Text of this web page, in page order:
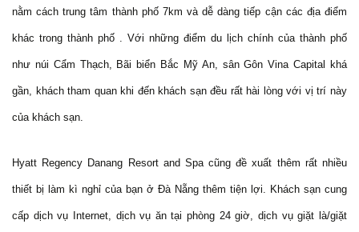
nằm cách trung tâm thành phố 7km và dễ dàng tiếp cận các địa điểm
khác trong thành phố . Với những điểm du lịch chính của thành phố
như núi Cẩm Thạch, Bãi biển Bắc Mỹ An, sân Gôn Vina Capital khá
gần, khách tham quan khi đến khách sạn đều rất hài lòng với vị trí này
của khách sạn.
Hyatt Regency Danang Resort and Spa cũng đề xuất thêm rất nhiều
thiết bị làm kì nghỉ của bạn ở Đà Nẵng thêm tiện lợi. Khách sạn cung
cấp dịch vụ Internet, dịch vụ ăn tại phòng 24 giờ, dịch vụ giặt là/giặt